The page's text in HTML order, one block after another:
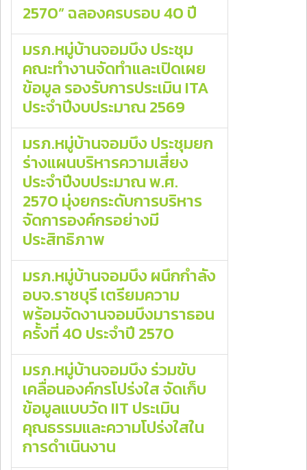
2570” ฉลองครบรอบ 40 ปี
มรภ.หมู่บ้านจอมบึง ประชุม
คณะทำงานจัดทำและเปิดเผย
ข้อมูล รองรับการประเมิน ITA
ประจำปีงบประมาณ 2569
มรภ.หมู่บ้านจอมบึง ประชุมยก
ร่างแผนบริหารความเสี่ยง
ประจำปีงบประมาณ พ.ศ.
2570 มุ่งยกระดับการบริหาร
จัดการองค์กรอย่างมี
ประสิทธิภาพ
มรภ.หมู่บ้านจอมบึง ผนึกกำลัง
อบจ.ราชบุรี เตรียมความ
พร้อมจัดงานจอมบึงมาราธอน
ครั้งที่ 40 ประจำปี 2570
มรภ.หมู่บ้านจอมบึง ร่วมขับ
เคลื่อนองค์กรโปร่งใส จัดเก็บ
ข้อมูลแบบวัด IIT ประเมิน
คุณธรรมและความโปร่งใสใน
การดำเนินงาน